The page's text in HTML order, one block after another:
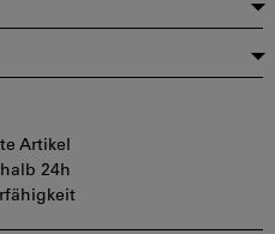
Artikel
24h